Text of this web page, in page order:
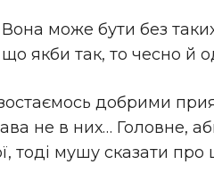
може бути без
якби так, то чесно й
добрими
не в них… Головне,
тоді мушу сказати